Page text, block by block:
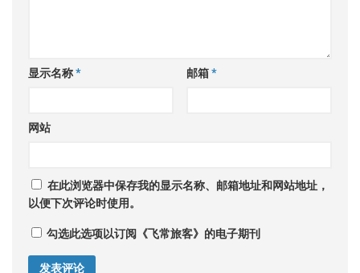
显示名称* 邮箱*
网站
在此浏览器中保存我的显示名称、邮箱地址和网站地址，
以便下次评论时使用。
勾选此选项以订阅《飞常旅客》的电子期刊